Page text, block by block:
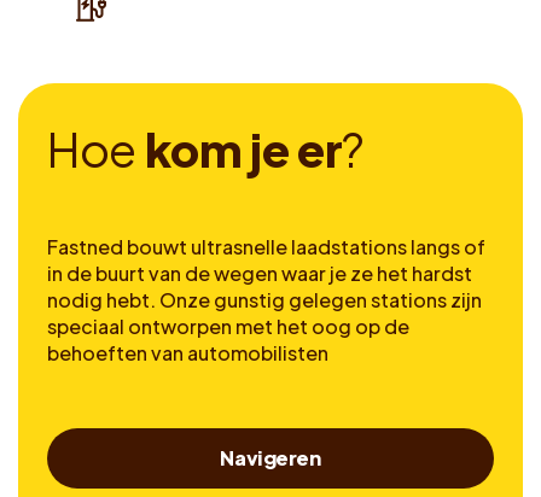
Hoe kom jeer?
Fastned bouwt ultrasnelle laadstations langs of
in de buurt van de wegen waar je ze het hardst
nodig hebt. Onze gunstig gelegen stations zijn
speciaal ontworpen met het oog op de
behoeften van automobilisten
Navigeren